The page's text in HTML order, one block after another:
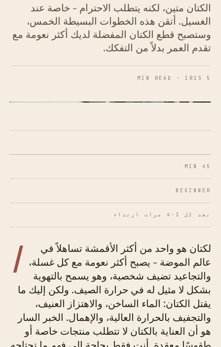
الكتان متين، لكنه يتطلب الاحترام - خاصة عند
الغسيل. أتقن هذه الخطوات البسيطة الخمس،
وستصبح قطع الكتان المفضلة لديك أكثر نعومة مع
تقدم العمر بدلاً من التفكك.
5 MIN READ · IRIS
45 MIN
BEGINNER
بعد كل 3-4 مرات ارتداء
ا
لكتان هو واحد من أكثر الأقمشة تساهلاً في
عالم الموضة - يصبح أكثر نعومة مع كل غسلة،
والتجاعيد تضيف شخصية، وهو يسمح بالتهوية
بشكل لا مثيل له في حرارة الصيف. ولكن إليك ما
يقتل الكتان: الماء الساخن، والاهتزاز العنيف،
والتجفيف بالحرارة العالية، والإهمال. الخبر السار
هو أن العناية بالكتان لا تتطلب منتجات خاصة أو
طقوسًا معقدة. أنت فقط بحاجة إلى فهم ما تحتاجه